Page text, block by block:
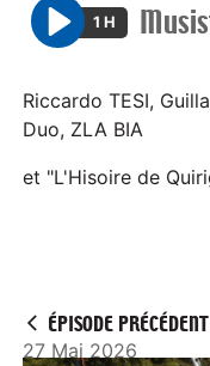
P
a
y
1 H
Riccardo TESI,
Duo, ZLA BIA
et "L'Hisoire de
ÉPISODE PRÉCÉDENT
27 Mai 2026